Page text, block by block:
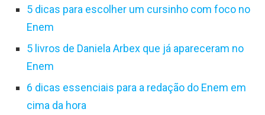
5 dicas para escolher um cursinho com foco no
Enem
5 livros de Daniela Arbex que já apareceram no
Enem
6 dicas essenciais para a redação do Enem em
cima da hora